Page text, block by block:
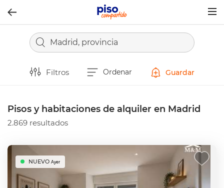
Madrid, provincia
Filtros Ordenar Guardar
Pisos y habitaciones de alquiler en Madrid
2.869 resultados
NUEVO Ayer